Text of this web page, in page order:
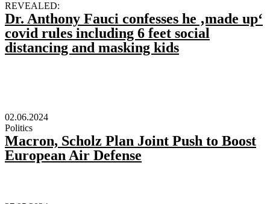
REVEALED:
Dr. Anthony Fauci confesses he ‚made up‘
covid rules including 6 feet social
distancing and masking kids
02.06.2024
Politics
Macron, Scholz Plan Joint Push to Boost
European Air Defense